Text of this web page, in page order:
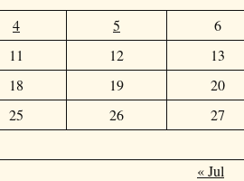
4 5
6
11 12
13
18 19
20
25 26
27
« Jul